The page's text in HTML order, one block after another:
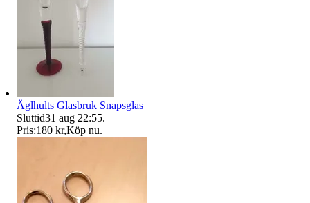
Äglhults Glasbruk Snapsglas
Sluttid31 aug 22:55.
Pris:180 kr,Köp nu.